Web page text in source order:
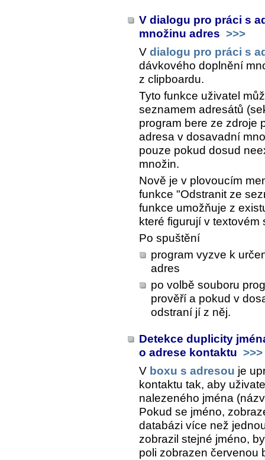
V dialogu pro práci s
množinu adres >>>
V dialogu pro práci s
dávkového doplnění
z clipboardu.
Tyto funkce uživatel
seznamem adresátů
program bere ze zdroje
adresa v dosavadní
pouze pokud dosud
množin.
Nově je v plovoucím
funkce "Odstranit ze
funkce umožňuje z
které figurují v textovém
Po spuštění
program vyzve k
adres
po volbě souboru
prověří a pokud v
odstraní jí z něj.
Detekce duplicity
o adrese kontaktu >>>
V boxu s adresou je
kontaktu tak, aby
nalezeného jména
Pokud se jméno,
databázi více než
zobrazil stejné jméno,
poli zobrazen červenou